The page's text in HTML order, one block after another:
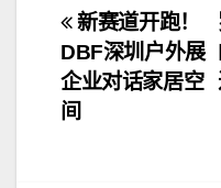
文
章
导
新赛道开跑！
DBF深圳户外展
企业对话家居空
间